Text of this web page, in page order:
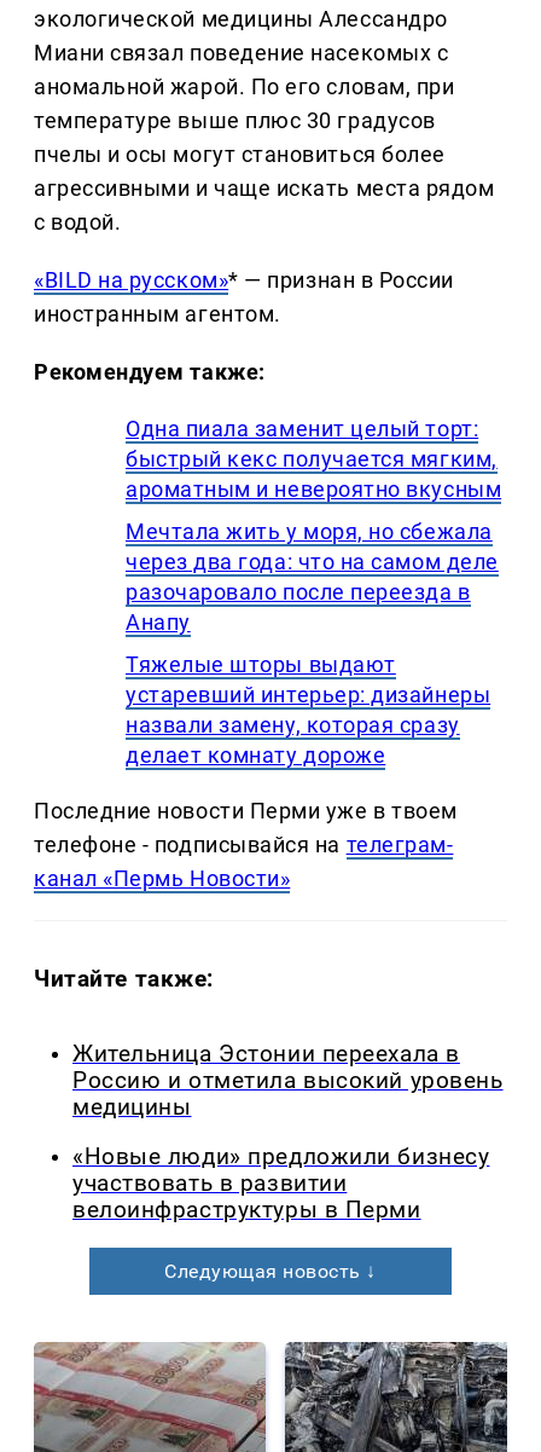
экологической медицины Алессандро
Миани связал поведение насекомых с
аномальной жарой. По его словам, при
температуре выше плюс 30 градусов
пчелы и осы могут становиться более
агрессивными и чаще искать места рядом
с водой.
«BILD на русском»* — признан в России
иностранным агентом.
Рекомендуем также:
Одна пиала заменит целый торт:
быстрый кекс получается мягким,
ароматным и невероятно вкусным
Мечтала жить у моря, но сбежала
через два года: что на самом деле
разочаровало после переезда в
Анапу
Тяжелые шторы выдают
устаревший интерьер: дизайнеры
назвали замену, которая сразу
делает комнату дороже
Последние новости Перми уже в твоем
телефоне - подписывайся на телеграм-
канал «Пермь Новости»
Читайте также:
Жительница Эстонии переехала в
Россию и отметила высокий уровень
медицины
«Новые люди» предложили бизнесу
участвовать в развитии
велоинфраструктуры в Перми
Следующая новость ↓